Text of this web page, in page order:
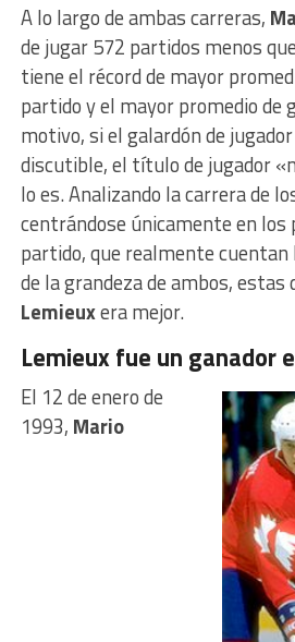
A lo largo de ambas carreras,
de jugar 572 partidos menos que
tiene el récord de mayor
partido y el mayor promedio de
motivo, si el galardón de
discutible, el título de jugador
lo es. Analizando la carrera de
centrándose únicamente en los
partido, que realmente
de la grandeza de ambos, estas
Lemieuxera mejor.
Lemieux fue un ganador
El 12 de enero de
1993, Mario